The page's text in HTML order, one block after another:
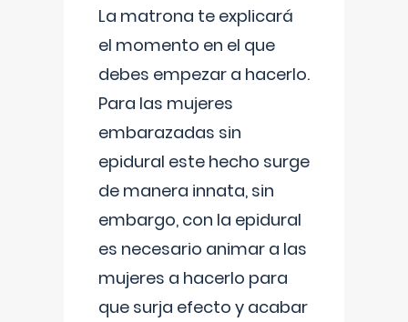
La matrona te explicará
el momento en el que
debes empezar a hacerlo.
Para las mujeres
embarazadas sin
epidural este hecho surge
de manera innata, sin
embargo, con la epidural
es necesario animar a las
mujeres a hacerlo para
que surja efecto y acabar